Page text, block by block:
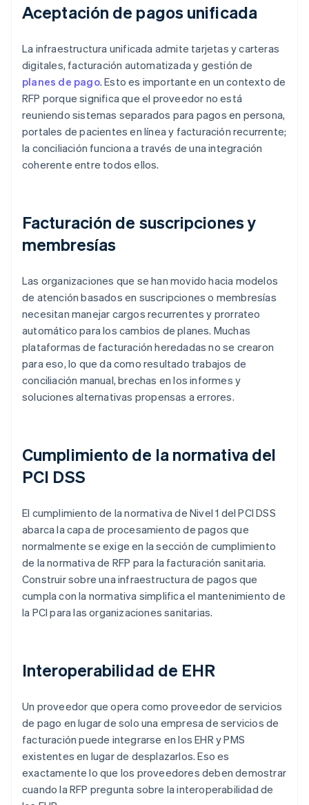
Aceptación de pagos unificada
La infraestructura unificada admite tarjetas y carteras
digitales, facturación automatizada y gestión de
planes de pago. Esto es importante en un contexto de
RFP porque significa que el proveedor no está
reuniendo sistemas separados para pagos en persona,
portales de pacientes en línea y facturación recurrente;
la conciliación funciona a través de una integración
coherente entre todos ellos.
Facturación de suscripciones y
membresías
Las organizaciones que se han movido hacia modelos
de atención basados en suscripciones o membresías
necesitan manejar cargos recurrentes y prorrateo
automático para los cambios de planes. Muchas
plataformas de facturación heredadas no se crearon
para eso, lo que da como resultado trabajos de
conciliación manual, brechas en los informes y
soluciones alternativas propensas a errores.
Cumplimiento de la normativa del
PCI DSS
El cumplimiento de la normativa de Nivel 1 del PCI DSS
abarca la capa de procesamiento de pagos que
normalmente se exige en la sección de cumplimiento
de la normativa de RFP para la facturación sanitaria.
Construir sobre una infraestructura de pagos que
cumpla con la normativa simplifica el mantenimiento de
la PCI para las organizaciones sanitarias.
Interoperabilidad de EHR
Un proveedor que opera como proveedor de servicios
de pago en lugar de solo una empresa de servicios de
facturación puede integrarse en los EHR y PMS
existentes en lugar de desplazarlos. Eso es
exactamente lo que los proveedores deben demostrar
cuando la RFP pregunta sobre la interoperabilidad de